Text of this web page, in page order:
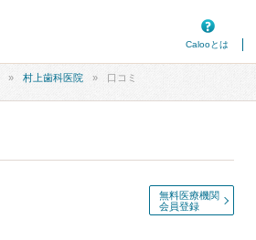
Calooとは
村上歯科医院 口コミ
無料医療機関
会員登録